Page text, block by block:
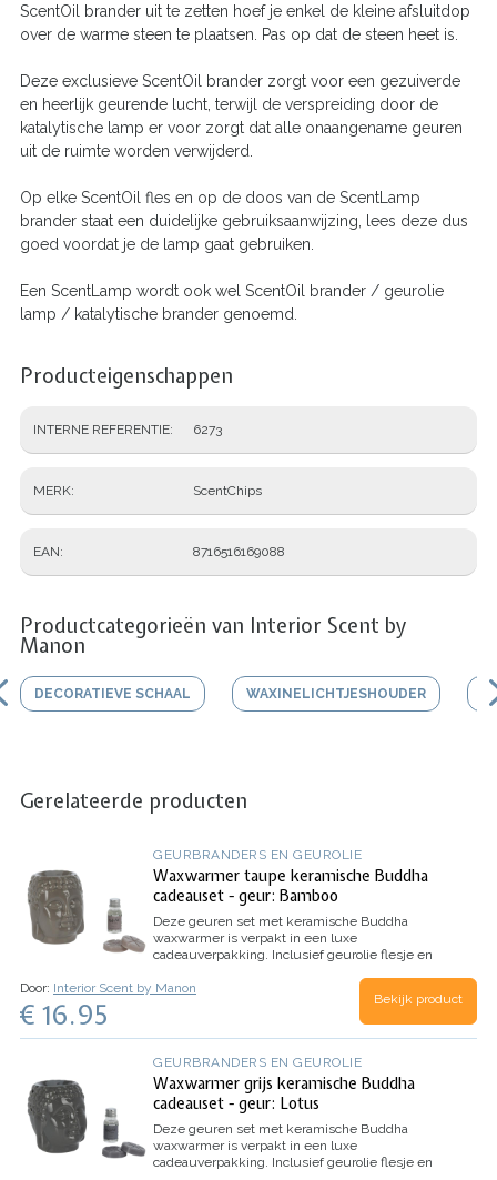
ScentOil brander uit te zetten hoef je enkel de kleine afsluitdop
over de warme steen te plaatsen. Pas op dat de steen heet is.
Deze exclusieve ScentOil brander zorgt voor een gezuiverde
en heerlijk geurende lucht, terwijl de verspreiding door de
katalytische lamp er voor zorgt dat alle onaangename geuren
uit de ruimte worden verwijderd.
Op elke ScentOil fles en op de doos van de ScentLamp
brander staat een duidelijke gebruiksaanwijzing, lees deze dus
goed voordat je de lamp gaat gebruiken.
Een ScentLamp wordt ook wel ScentOil brander / geurolie
lamp / katalytische brander genoemd.
Producteigenschappen
INTERNE REFERENTIE 6273
MERK ScentChips
EAN 8716516169088
Productcategorieën van Interior Scent by
Manon
DECORATIEVE SCHAAL WAXINELICHTJESHOUDER
Gerelateerde producten
GEURBRANDERS EN GEUROLIE
Waxwarmer taupe keramische Buddha
cadeauset - geur: Bamboo
Deze geuren set met keramische Buddha
waxwarmer is verpakt in een luxe
cadeauverpakking. Inclusief geurolie flesje en
Door: Interior Scent by Manon
€ 16.95 Bekijk product
GEURBRANDERS EN GEUROLIE
Waxwarmer grijs keramische Buddha
cadeauset - geur: Lotus
Deze geuren set met keramische Buddha
waxwarmer is verpakt in een luxe
cadeauverpakking. Inclusief geurolie flesje en